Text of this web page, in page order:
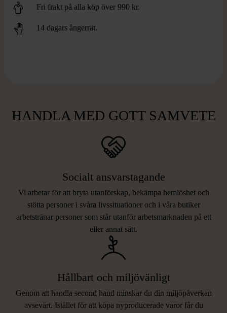
Fri frakt på alla köp över 990 kr.
14 dagars ångerrät.
HANDLA MED GOTT SAMVETE
Socialt ansvarstagande
Vi arbetar för att bryta utanförskap, bekämpa hemlöshet och
stötta personer i svåra livssituationer och i våra butiker
arbetstränar personer som står utanför arbetsmarknaden på ett
eller annat sätt.
Hållbart och miljövänligt
Genom att handla second hand minskar du din miljöpåverkan
avsevärt. Istället för att köpa nyproducerade varor får du